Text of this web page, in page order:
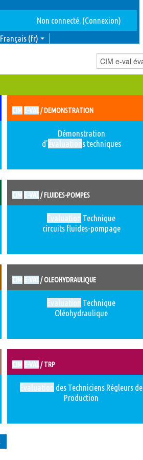
Non connecté. (Connexion)
Français ‎(fr)‎
CIM E-VAL/ DEMONSTRATION
Démonstration
d'évaluations techniques
CIM E-VAL/ FLUIDES-POMPES
Évaluation Technique
circuits fluides-pompage
CIM E-VAL/ OLEOHYDRAULIQUE
Évaluation Technique
Oléohydraulique
CIM E-VAL/ TRP
Évaluation des Techniciens Régleurs de
Production